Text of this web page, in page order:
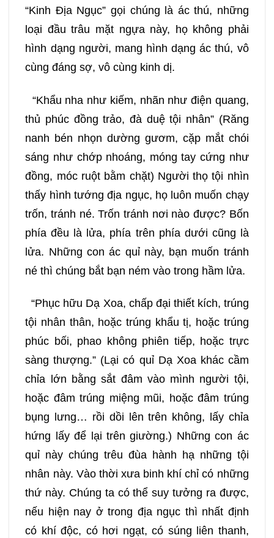
“Kinh Địa Ngục” gọi chúng là ác thú, những
loại đầu trâu mặt ngựa này, họ không phải
hình dạng người, mang hình dạng ác thú, vô
cùng đáng sợ, vô cùng kinh dị.
“Khẩu nha như kiếm, nhãn như điện quang,
thủ phúc đồng trảo, đà duệ tội nhân” (Răng
nanh bén nhọn dường gươm, cặp mắt chói
sáng như chớp nhoáng, móng tay cứng như
đồng, móc ruột bằm chặt) Người thọ tội nhìn
thấy hình tướng địa ngục, họ luôn muốn chạy
trốn, tránh né. Trốn tránh nơi nào được? Bốn
phía đều là lửa, phía trên phía dưới cũng là
lửa. Những con ác quỉ này, bạn muốn tránh
né thì chúng bắt bạn ném vào trong hầm lửa.
“Phục hữu Dạ Xoa, chấp đại thiết kích, trúng
tội nhân thân, hoặc trúng khẩu tị, hoặc trúng
phúc bối, phao không phiên tiếp, hoặc trực
sàng thượng.” (Lại có quỉ Dạ Xoa khác cầm
chỉa lớn bằng sắt đâm vào mình người tội,
hoặc đâm trúng miệng mũi, hoặc đâm trúng
bụng lưng… rồi dồi lên trên không, lấy chỉa
hứng lấy để lại trên giường.) Những con ác
quỉ này chúng trêu đùa hành hạ những tội
nhân này. Vào thời xưa binh khí chỉ có những
thứ này. Chúng ta có thể suy tưởng ra được,
nếu hiện nay ở trong địa ngục thì nhất định
có khí độc, có hơi ngạt, có súng liên thanh,